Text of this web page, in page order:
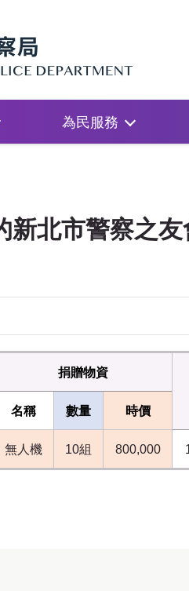
為民服務
新北市警察之
捐贈物資
名稱
數量 時價
無人機 10組 800,000